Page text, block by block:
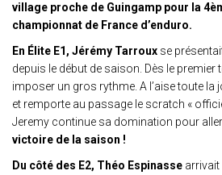
village proche de Guingamp pour la
championnat de France d’enduro.
En Élite E1, Jérémy Tarroux se
depuis le début de saison. Dès le premier
imposer un gros rythme. A l’aise toute la
et remporte au passage le scratch «
Jeremy continue sa domination pour
victoire de la saison !
Du côté des E2, Théo Espinasse